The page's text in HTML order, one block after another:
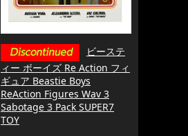
ビーステ
ィー ボーイズ Re Action フィ
ギュア Beastie Boys
ReAction Figures Wav 3
Sabotage 3 Pack SUPER7
TOY